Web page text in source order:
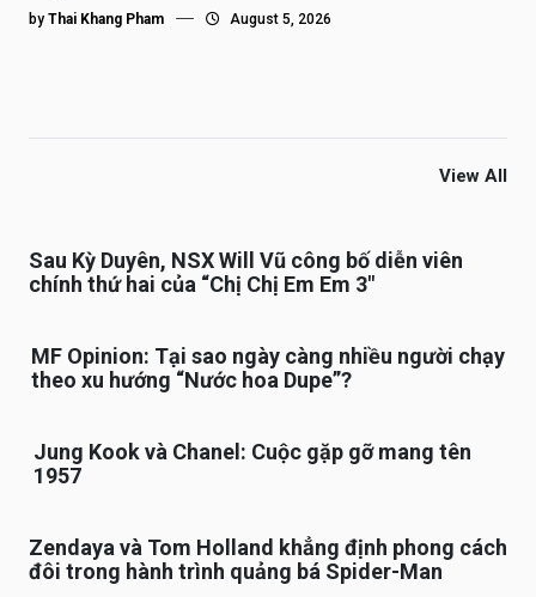
by Thai Khang Pham August 5, 2026
View All
Sau Kỳ Duyên, NSX Will Vũ công bố diễn viên
chính thứ hai của “Chị Chị Em Em 3″
MF Opinion: Tại sao ngày càng nhiều người chạy
theo xu hướng “Nước hoa Dupe”?
Jung Kook và Chanel: Cuộc gặp gỡ mang tên
1957
Zendaya và Tom Holland khẳng định phong cách
đôi trong hành trình quảng bá Spider-Man